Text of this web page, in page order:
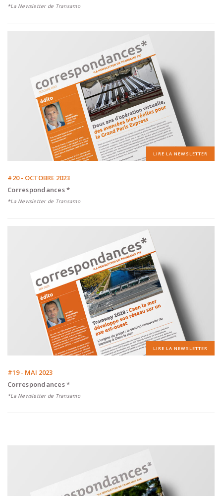
*La Newsletter de Transamo
LIRE LA NEWSLETTER
#20 - OCTOBRE 2023
Correspondances *
*La Newsletter de Transamo
LIRE LA NEWSLETTER
#19 - MAI 2023
Correspondances *
*La Newsletter de Transamo